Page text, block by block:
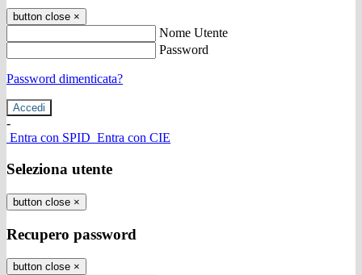
button close ×
Nome Utente
Password
Password dimenticata?
-
Entra con SPID Entra con CIE
Seleziona utente
button close ×
Recupero password
button close ×